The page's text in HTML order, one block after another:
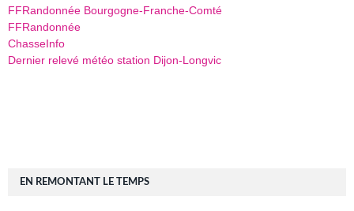
FFRandonnée Bourgogne-Franche-Comté
FFRandonnée
ChasseInfo
Dernier relevé météo station Dijon-Longvic
EN REMONTANT LE TEMPS